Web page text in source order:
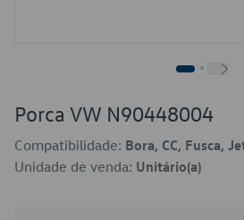
Porca VW N90448004
Compatibilidade: Bora, CC, Fusca,
Unidade de venda: Unitário(a)